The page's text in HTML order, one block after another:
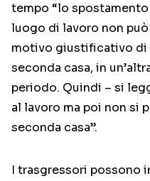
tempo “lo
luogo di lavoro non
motivo giustificativo di
seconda casa, in
periodo. Quindi – si
al lavoro ma poi non si
seconda casa”.
I trasgressori possono